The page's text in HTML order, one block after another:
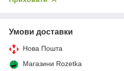
Умови доставки
Нова Пошта
Магазини Rozetka